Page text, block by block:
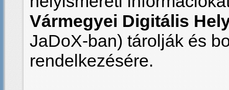
Vármegyei Digitális
JaDoX-ban) tárolják és
rendelkezésére.